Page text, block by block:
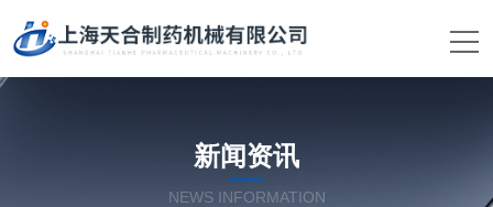
新闻资讯
NEWS INFORMATION